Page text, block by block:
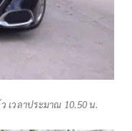
เวลาประมาณ 10.50 น.